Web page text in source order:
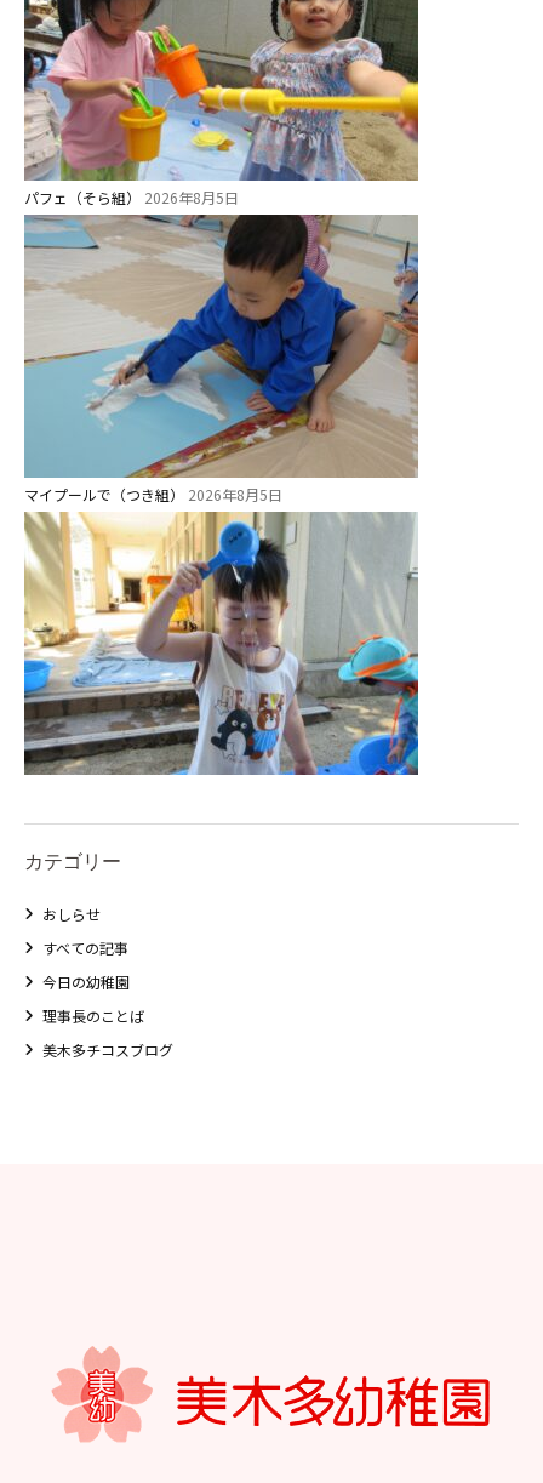
パフェ（そら組） 2026年8月5日
マイプールで（つき組） 2026年8月5日
カテゴリー
おしらせ
すべての記事
今日の幼稚園
理事長のことば
美木多チコスブログ